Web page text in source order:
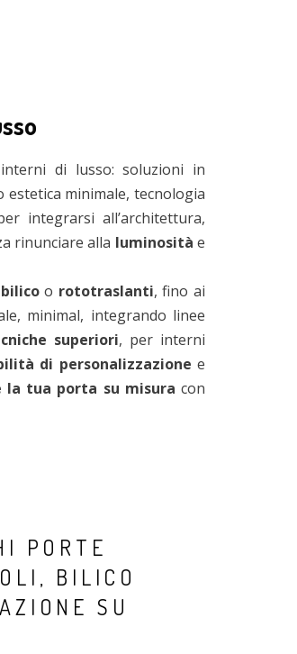
di lusso: soluzioni in
estetica minimale, tecnologia
integrarsi all’architettura,
rinunciare alla luminosità e
o rototraslanti, fino ai
minimal, integrando linee
superiori, per interni
di personalizzazione e
la tua porta su misura con
PORTE
BILICO
SU